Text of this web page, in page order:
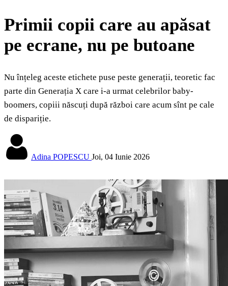
Primii copii care au apăsat
pe ecrane, nu pe butoane
Nu înțeleg aceste etichete puse peste generații, teoretic fac
parte din Generația X care i-a urmat celebrilor baby-
boomers, copiii născuți după război care acum sînt pe cale
de dispariție.
Adina POPESCU Joi, 04 Iunie 2026